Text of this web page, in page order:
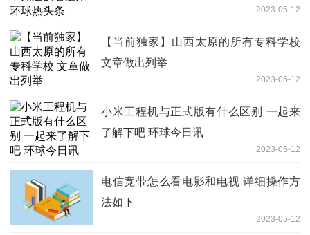
2023-05-12
【当前独家】山西太原的所有专科学校
文章做出列举
2023-05-12
小米工程机与正式版有什么区别 一起来
了解下吧 环球今日讯
2023-05-12
电信宽带怎么看电影和电视 详细操作方
法如下
2023-05-12